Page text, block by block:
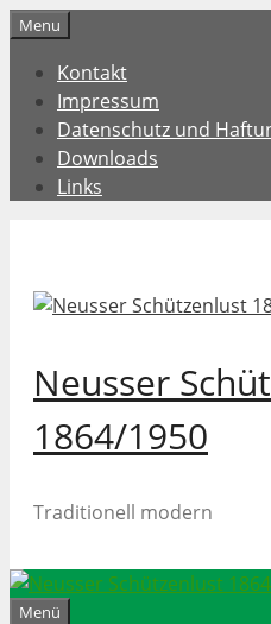
Zum
springen
Menu
Kontakt
Impressum
Datenschutz und
Downloads
Links
Neusser
1864/1950
Traditionell modern
Menü